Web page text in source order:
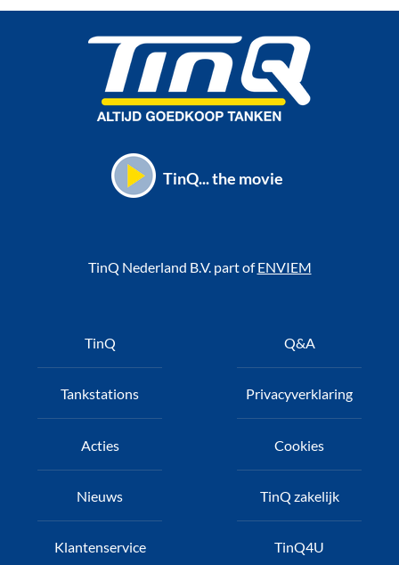
TinQ... the movie
TinQ Nederland B.V. part ofENVIEM
TinQ
Tankstations
Acties
Nieuws
Klantenservice
Q&A
Privacyverklaring
Cookies
TinQ zakelijk
TinQ4U